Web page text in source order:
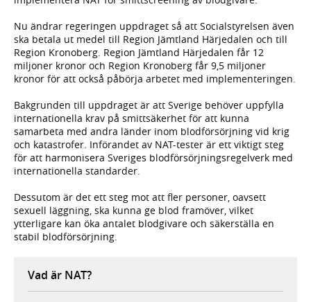
Nu ändrar regeringen uppdraget så att Socialstyrelsen även
ska betala ut medel till Region Jämtland Härjedalen och till
Region Kronoberg. Region Jämtland Härjedalen får 12
miljoner kronor och Region Kronoberg får 9,5 miljoner
kronor för att också påbörja arbetet med implementeringen.
Bakgrunden till uppdraget är att Sverige behöver uppfylla
internationella krav på smittsäkerhet för att kunna
samarbeta med andra länder inom blodförsörjning vid krig
och katastrofer. Införandet av NAT-tester är ett viktigt steg
för att harmonisera Sveriges blodförsörjningsregelverk med
internationella standarder.
Dessutom är det ett steg mot att fler personer, oavsett
sexuell läggning, ska kunna ge blod framöver, vilket
ytterligare kan öka antalet blodgivare och säkerställa en
stabil blodförsörjning.
Vad är NAT?